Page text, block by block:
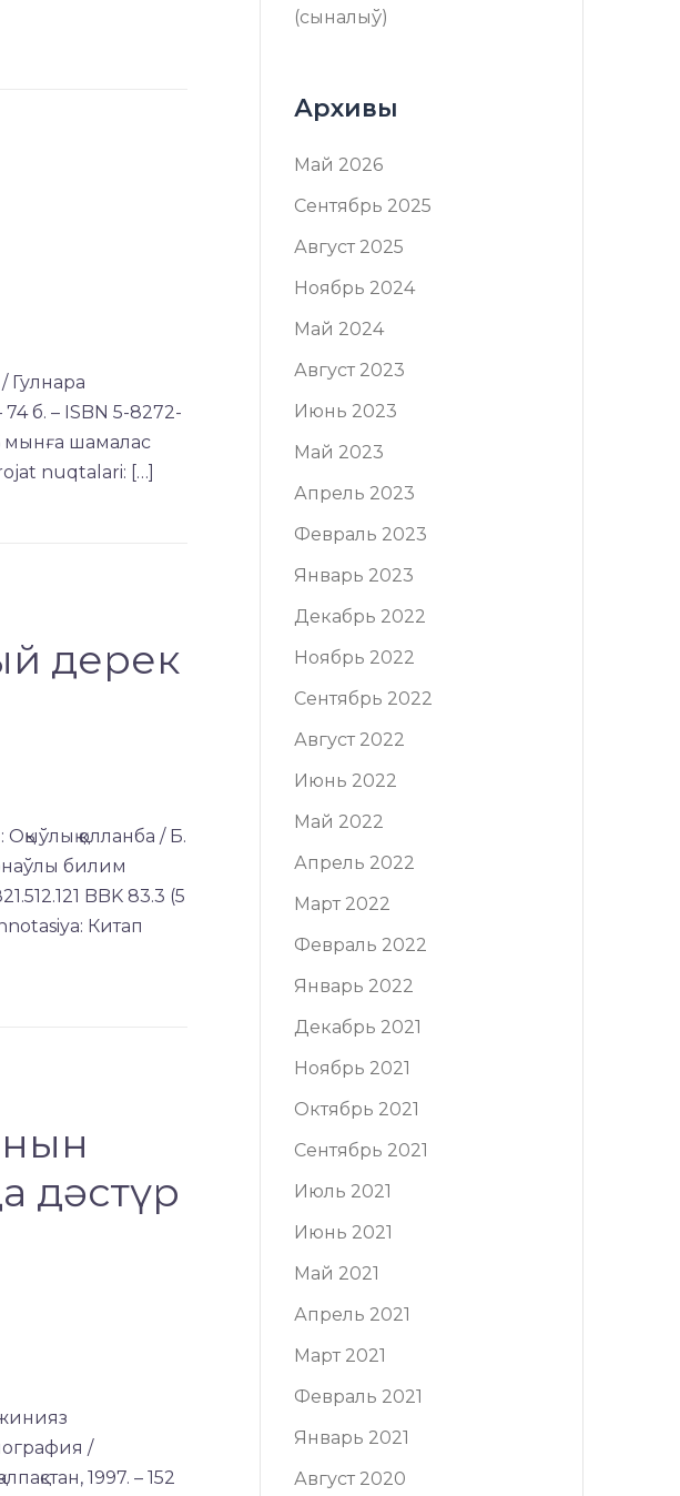
Гулнара
б. – ISBN 5-8272-
мынға шамалас
nuqtalari: […]
дерек
қолланба / Б.
билим
BBK 83.3 (5
Китап
дәстүр
/
1997. – 152
(сыналыў)
Архивы
Май 2026
Сентябрь 2025
Август 2025
Ноябрь 2024
Май 2024
Август 2023
Июнь 2023
Май 2023
Апрель 2023
Февраль 2023
Январь 2023
Декабрь 2022
Ноябрь 2022
Сентябрь 2022
Август 2022
Июнь 2022
Май 2022
Апрель 2022
Март 2022
Февраль 2022
Январь 2022
Декабрь 2021
Ноябрь 2021
Октябрь 2021
Сентябрь 2021
Июль 2021
Июнь 2021
Май 2021
Апрель 2021
Март 2021
Февраль 2021
Январь 2021
Август 2020